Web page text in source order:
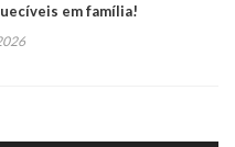
em família!